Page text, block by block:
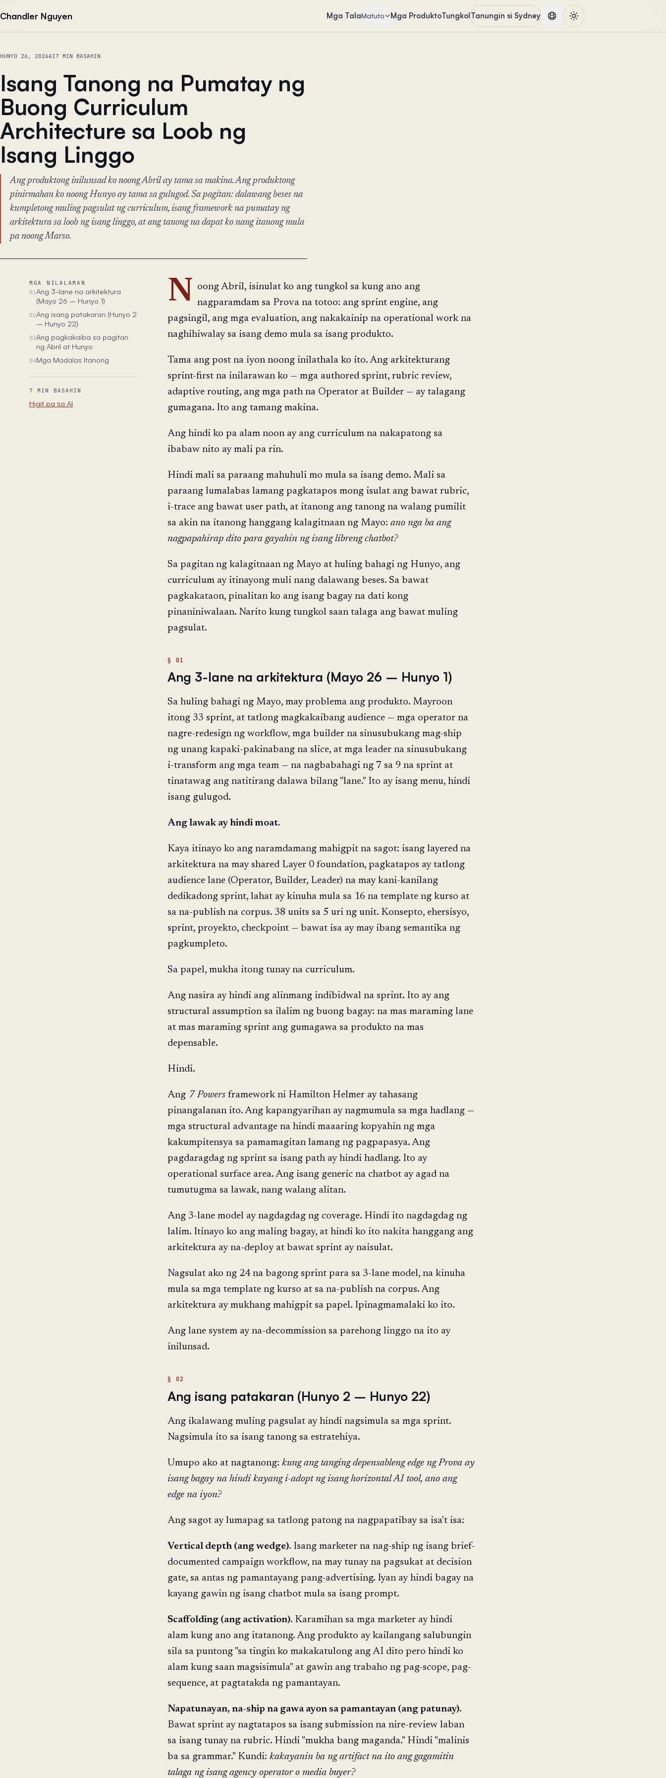
Chandler Nguyen Mga TalaMatuto Mga ProduktoTungkolTanungin si Sydney
HUNYO 26, 2026AI7 MIN BASAHIN
Isang Tanong na Pumatay ng
Buong Curriculum
Architecture sa Loob ng
Isang Linggo
Ang produktong inilunsad ko noong Abril ay tama sa makina. Ang produktong
pinirmahan ko noong Hunyo ay tama sa gulugod. Sa pagitan: dalawang beses na
kumpletong muling pagsulat ng curriculum, isang framework na pumatay ng
arkitektura sa loob ng isang linggo, at ang tanong na dapat ko nang itanong mula
pa noong Marso.
MGA NILALAMAN
01Ang 3-lane na arkitektura
(Mayo 26 – Hunyo 1)
02Ang isang patakaran (Hunyo 2
– Hunyo 22)
03Ang pagkakaiba sa pagitan
ng Abril at Hunyo
04Mga Madalas Itanong
7 MIN BASAHIN
Higit pa sa AI
N
oong Abril, isinulat ko ang tungkol sa kung ano ang
nagparamdam sa Prova na totoo: ang sprint engine, ang
pagsingil, ang mga evaluation, ang nakakainip na operational work na
naghihiwalay sa isang demo mula sa isang produkto.
Tama ang post na iyon noong inilathala ko ito. Ang arkitekturang
sprint-first na inilarawan ko — mga authored sprint, rubric review,
adaptive routing, ang mga path na Operator at Builder — ay talagang
gumagana. Ito ang tamang makina.
Ang hindi ko pa alam noon ay ang curriculum na nakapatong sa
ibabaw nito ay mali pa rin.
Hindi mali sa paraang mahuhuli mo mula sa isang demo. Mali sa
paraang lumalabas lamang pagkatapos mong isulat ang bawat rubric,
i-trace ang bawat user path, at itanong ang tanong na walang pumilit
sa akin na itanong hanggang kalagitnaan ng Mayo: ano nga ba ang
nagpapahirap dito para gayahin ng isang libreng chatbot?
Sa pagitan ng kalagitnaan ng Mayo at huling bahagi ng Hunyo, ang
curriculum ay itinayong muli nang dalawang beses. Sa bawat
pagkakataon, pinalitan ko ang isang bagay na dati kong
pinaniniwalaan. Narito kung tungkol saan talaga ang bawat muling
pagsulat.
Ang 3-lane na arkitektura (Mayo 26 – Hunyo 1)
Sa huling bahagi ng Mayo, may problema ang produkto. Mayroon
itong 33 sprint, at tatlong magkakaibang audience — mga operator na
nagre-redesign ng workflow, mga builder na sinusubukang mag-ship
ng unang kapaki-pakinabang na slice, at mga leader na sinusubukang
i-transform ang mga team — na nagbabahagi ng 7 sa 9 na sprint at
tinatawag ang natitirang dalawa bilang "lane." Ito ay isang menu, hindi
isang gulugod.
Ang lawak ay hindi moat.
Kaya itinayo ko ang naramdamang mahigpit na sagot: isang layered na
arkitektura na may shared Layer 0 foundation, pagkatapos ay tatlong
audience lane (Operator, Builder, Leader) na may kani-kanilang
dedikadong sprint, lahat ay kinuha mula sa 16 na template ng kurso at
sa na-publish na corpus. 38 units sa 5 uri ng unit. Konsepto, ehersisyo,
sprint, proyekto, checkpoint — bawat isa ay may ibang semantika ng
pagkumpleto.
Sa papel, mukha itong tunay na curriculum.
Ang nasira ay hindi ang alinmang indibidwal na sprint. Ito ay ang
structural assumption sa ilalim ng buong bagay: na mas maraming lane
at mas maraming sprint ang gumagawa sa produkto na mas
depensable.
Hindi.
Ang 7 Powers framework ni Hamilton Helmer ay tahasang
pinangalanan ito. Ang kapangyarihan ay nagmumula sa mga hadlang —
mga structural advantage na hindi maaaring kopyahin ng mga
kakumpitensya sa pamamagitan lamang ng pagpapasya. Ang
pagdaragdag ng sprint sa isang path ay hindi hadlang. Ito ay
operational surface area. Ang isang generic na chatbot ay agad na
tumutugma sa lawak, nang walang alitan.
Ang 3-lane model ay nagdagdag ng coverage. Hindi ito nagdagdag ng
lalim. Itinayo ko ang maling bagay, at hindi ko ito nakita hanggang ang
arkitektura ay na-deploy at bawat sprint ay naisulat.
Nagsulat ako ng 24 na bagong sprint para sa 3-lane model, na kinuha
mula sa mga template ng kurso at sa na-publish na corpus. Ang
arkitektura ay mukhang mahigpit sa papel. Ipinagmamalaki ko ito.
Ang lane system ay na-decommission sa parehong linggo na ito ay
inilunsad.
Ang isang patakaran (Hunyo 2 – Hunyo 22)
Ang ikalawang muling pagsulat ay hindi nagsimula sa mga sprint.
Nagsimula ito sa isang tanong sa estratehiya.
Umupo ako at nagtanong: kung ang tanging depensableng edge ng Prova ay
isang bagay na hindi kayang i-adopt ng isang horizontal AI tool, ano ang
edge na iyon?
Ang sagot ay lumapag sa tatlong patong na nagpapatibay sa isa't isa:
Vertical depth (ang wedge). Isang marketer na nag-ship ng isang brief-
documented campaign workflow, na may tunay na pagsukat at decision
gate, sa antas ng pamantayang pang-advertising. Iyan ay hindi bagay na
kayang gawin ng isang chatbot mula sa isang prompt.
Scaffolding (ang activation). Karamihan sa mga marketer ay hindi
alam kung ano ang itatanong. Ang produkto ay kailangang salubungin
sila sa puntong "sa tingin ko makakatulong ang AI dito pero hindi ko
alam kung saan magsisimula" at gawin ang trabaho ng pag-scope, pag-
sequence, at pagtatakda ng pamantayan.
Napatunayan, na-ship na gawa ayon sa pamantayan (ang patunay).
Bawat sprint ay nagtatapos sa isang submission na nire-review laban
sa isang tunay na rubric. Hindi "mukha bang maganda." Hindi "malinis
ba sa grammar." Kundi: kakayanin ba ng artifact na ito ang gagamitin
talaga ng isang agency operator o media buyer?